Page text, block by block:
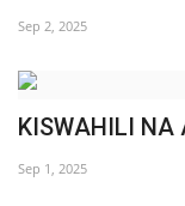
Nyaraka
Nafasi
Sep 2, 2025
KISWAHILI NA
Sep 1, 2025